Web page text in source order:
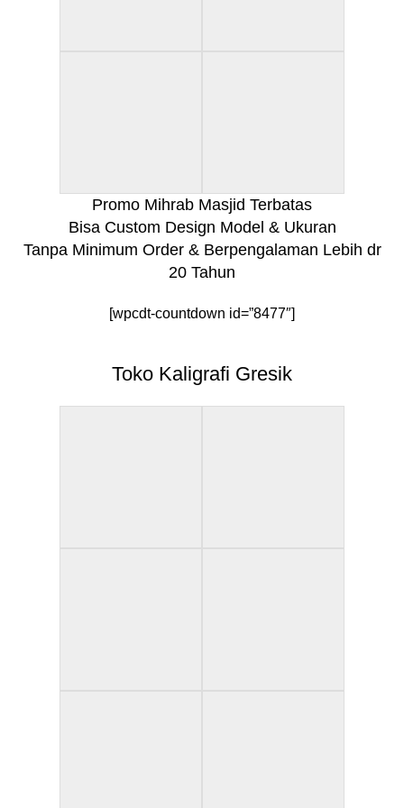
Promo Mihrab Masjid Terbatas
Bisa Custom Design Model & Ukuran
Tanpa Minimum Order & Berpengalaman Lebih dr
20 Tahun
[wpcdt-countdown id=”8477″]
Toko Kaligrafi Gresik